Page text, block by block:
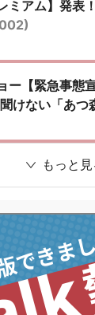
ミアム】発表
ー【緊急事態
けない「あ
もっと見